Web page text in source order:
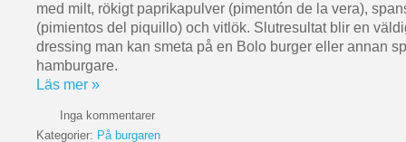
med milt, rökigt paprikapulver (pimentón de la vera),
(pimientos del piquillo) och vitlök. Slutresultat blir en
dressing man kan smeta på en Bolo burger eller annan
hamburgare.
Läs mer »
Inga kommentarer
Kategorier: På burgaren